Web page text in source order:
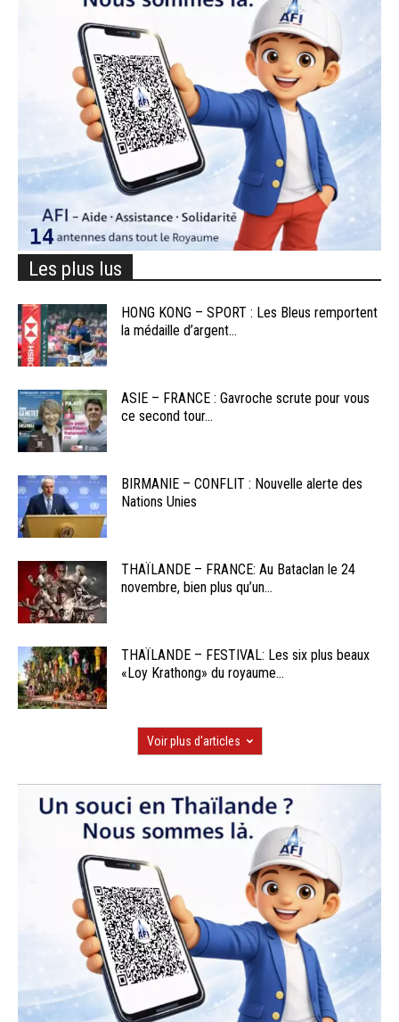
Les plus lus
HONG KONG – SPORT : Les Bleus remportent
la médaille d’argent...
ASIE – FRANCE : Gavroche scrute pour vous
ce second tour...
BIRMANIE – CONFLIT : Nouvelle alerte des
Nations Unies
THAÏLANDE – FRANCE: Au Bataclan le 24
novembre, bien plus qu’un...
THAÏLANDE – FESTIVAL: Les six plus beaux
«Loy Krathong» du royaume...
Voir plus d'articles